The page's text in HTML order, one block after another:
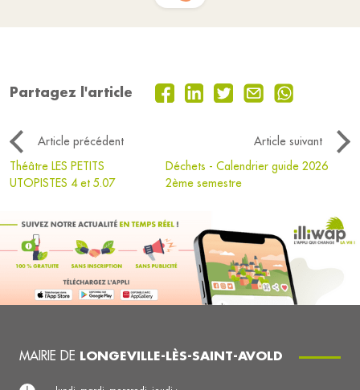
Partagez l'article
Article précédent
Article suivant
Théâtre LES PETITS
UTOPISTES 4 et 5.07
Déchets - Calendrier guide 2026
2ème semestre
MAIRIE DE LONGEVILLE-LÈS-SAINT-AVOLD